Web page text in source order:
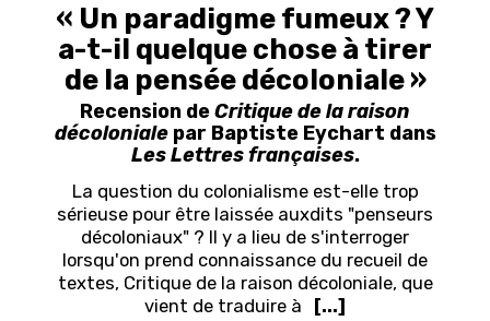
« Un paradigme fumeux ? Y
a-t-il quelque chose à tirer
de la pensée décoloniale »
Recension deCritique de la raison
décolonialepar Baptiste Eychart dans
Les Lettres françaises.
La question du colonialisme est-elle trop
sérieuse pour être laissée auxdits "penseurs
décoloniaux" ? Il y a lieu de s'interroger
lorsqu'on prend connaissance du recueil de
textes, Critique de la raison décoloniale, que
vient de traduire à
[...]